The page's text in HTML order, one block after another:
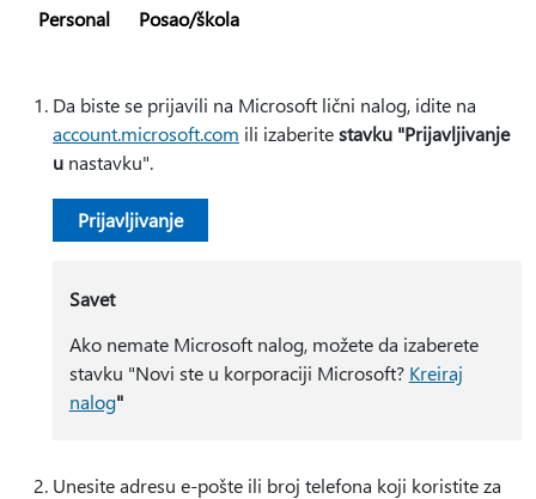
Personal Posao/škola
Da biste se prijavili na Microsoft lični nalog, idite na
account.microsoft.com ili izaberitestavku "Prijavljivanje
u nastavku".
Prijavljivanje
Savet
Ako nemate Microsoft nalog, možete da izaberete
stavku "Novi ste u korporaciji Microsoft? Kreiraj
nalog"
Unesite adresu e-pošte ili broj telefona koji koristite za